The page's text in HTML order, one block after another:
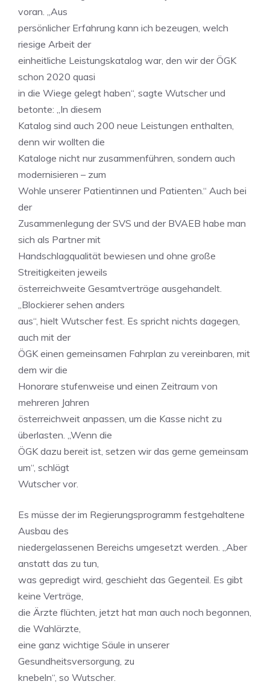
voran. „Aus
persönlicher Erfahrung kann ich bezeugen, welch
riesige Arbeit der
einheitliche Leistungskatalog war, den wir der ÖGK
schon 2020 quasi
in die Wiege gelegt haben“, sagte Wutscher und
betonte: „In diesem
Katalog sind auch 200 neue Leistungen enthalten,
denn wir wollten die
Kataloge nicht nur zusammenführen, sondern auch
modernisieren – zum
Wohle unserer Patientinnen und Patienten.“ Auch bei
der
Zusammenlegung der SVS und der BVAEB habe man
sich als Partner mit
Handschlagqualität bewiesen und ohne große
Streitigkeiten jeweils
österreichweite Gesamtverträge ausgehandelt.
„Blockierer sehen anders
aus“, hielt Wutscher fest. Es spricht nichts dagegen,
auch mit der
ÖGK einen gemeinsamen Fahrplan zu vereinbaren, mit
dem wir die
Honorare stufenweise und einen Zeitraum von
mehreren Jahren
österreichweit anpassen, um die Kasse nicht zu
überlasten. „Wenn die
ÖGK dazu bereit ist, setzen wir das gerne gemeinsam
um“, schlägt
Wutscher vor.
Es müsse der im Regierungsprogramm festgehaltene
Ausbau des
niedergelassenen Bereichs umgesetzt werden. „Aber
anstatt das zu tun,
was gepredigt wird, geschieht das Gegenteil. Es gibt
keine Verträge,
die Ärzte flüchten, jetzt hat man auch noch begonnen,
die Wahlärzte,
eine ganz wichtige Säule in unserer
Gesundheitsversorgung, zu
knebeln“, so Wutscher.